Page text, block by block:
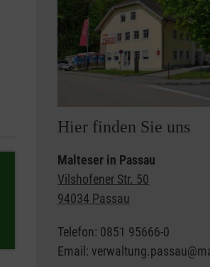
Hier finden Sie uns
Malteser in Passau
Vilshofener Str. 50
94034 Passau
Telefon: 0851 95666-0
Email: